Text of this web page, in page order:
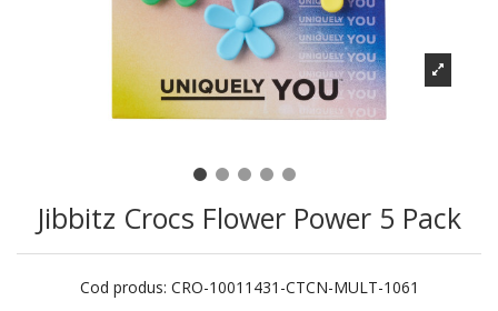
Jibbitz Crocs Flower Power 5 Pack
Cod produs: CRO-10011431-CTCN-MULT-1061